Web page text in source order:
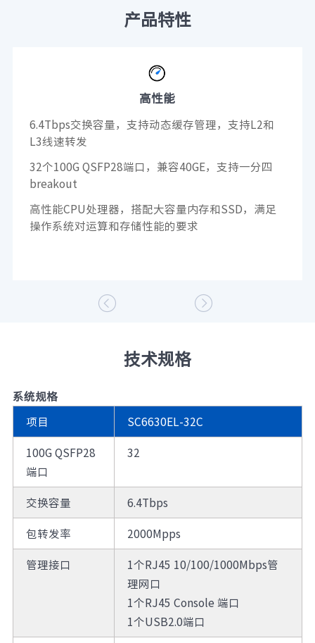
产品特性
高性能
6.4Tbps交换容量，支持动态缓存管理，支持L2和
L3线速转发
32个100G QSFP28端口，兼容40GE，支持一分四
breakout
高性能CPU处理器，搭配大容量内存和SSD，满足
操作系统对运算和存储性能的要求
 
技术规格
系统规格
项目
SC6630EL-32C
100G QSFP28
端口
32
交换容量
6.4Tbps
包转发率
2000Mpps
管理接口
1个RJ45 10/100/1000Mbps管
理网口
1个RJ45 Console 端口
1个USB2.0端口